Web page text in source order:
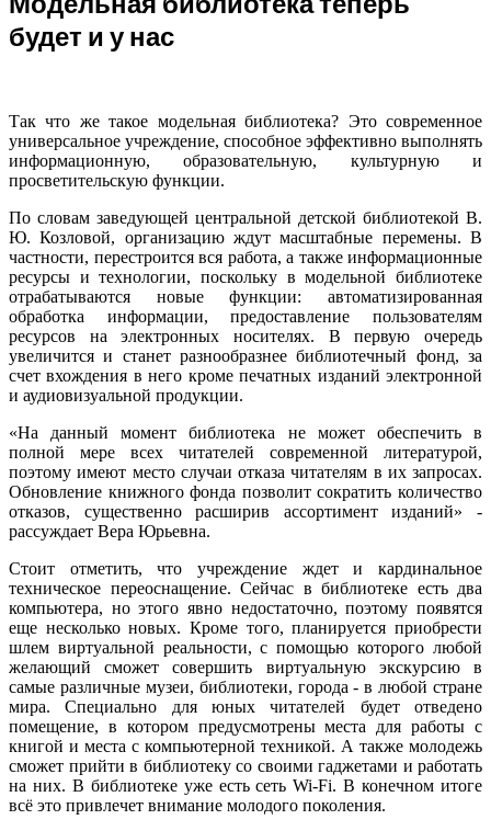
будет и у нас
Так что же такое модельная библиотека? Это современное
универсальное учреждение, способное эффективно выполнять
информационную, образовательную, культурную и
просветительскую функции.
По словам заведующей центральной детской библиотекой В.
Ю. Козловой, организацию ждут масштабные перемены. В
частности, перестроится вся работа, а также информационные
ресурсы и технологии, поскольку в модельной библиотеке
отрабатываются новые функции: автоматизированная
обработка информации, предоставление пользователям
ресурсов на электронных носителях. В первую очередь
увеличится и станет разнообразнее библиотечный фонд, за
счет вхождения в него кроме печатных изданий электронной
и аудиовизуальной продукции.
«На данный момент библиотека не может обеспечить в
полной мере всех читателей современной литературой,
поэтому имеют место случаи отказа читателям в их запросах.
Обновление книжного фонда позволит сократить количество
отказов, существенно расширив ассортимент изданий» -
рассуждает Вера Юрьевна.
Стоит отметить, что учреждение ждет и кардинальное
техническое переоснащение. Сейчас в библиотеке есть два
компьютера, но этого явно недостаточно, поэтому появятся
еще несколько новых. Кроме того, планируется приобрести
шлем виртуальной реальности, с помощью которого любой
желающий сможет совершить виртуальную экскурсию в
самые различные музеи, библиотеки, города - в любой стране
мира. Специально для юных читателей будет отведено
помещение, в котором предусмотрены места для работы с
книгой и места с компьютерной техникой. А также молодежь
сможет прийти в библиотеку со своими гаджетами и работать
на них. В библиотеке уже есть сеть Wi-Fi. В конечном итоге
всё это привлечет внимание молодого поколения.